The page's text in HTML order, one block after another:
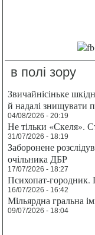
в полі зору
Звичайнісіньке
й надалі знищувати
04/08/2026 - 20:19
Не тільки «Скеля».
31/07/2026 - 18:19
Заборонене
очільника ДБР
17/07/2026 - 18:27
Психопат-городник.
16/07/2026 - 16:42
Мільярдна гральна
09/07/2026 - 18:04